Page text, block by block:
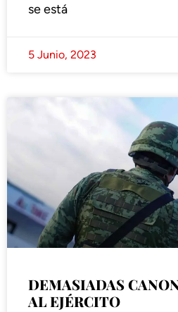
se está
5 Junio, 2023
DEMASIADAS
AL EJÉRCITO